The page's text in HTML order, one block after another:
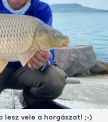
lesz vele a horgászat! ;-)